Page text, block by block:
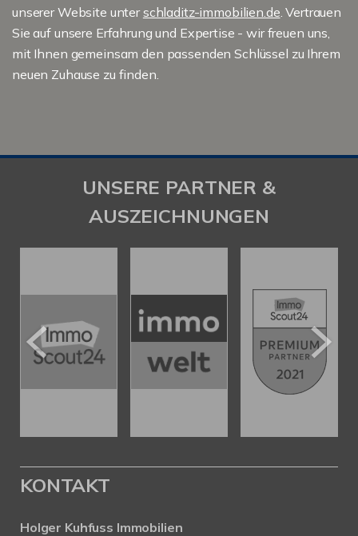
unserer Website unterschladitz-immobilien.de. Vertrauen
Sie auf unsere Erfahrung und Expertise - wir freuen uns,
mit Ihnen gemeinsam den passenden Schlüssel zu Ihrem
neuen Zuhause zu finden.
UNSERE PARTNER &
AUSZEICHNUNGEN
KONTAKT
Holger Kuhfuss Immobilien